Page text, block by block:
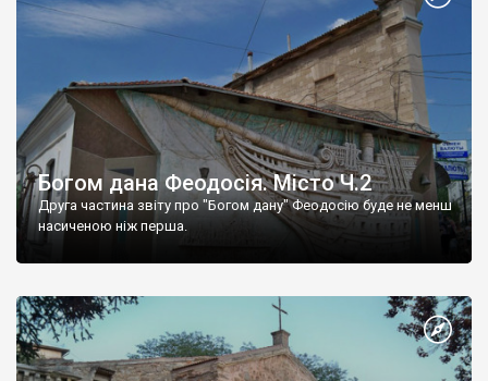
Богом дана Феодосія. Місто Ч.2
Друга частина звіту про "Богом дану" Феодосію буде не менш
насиченою ніж перша.